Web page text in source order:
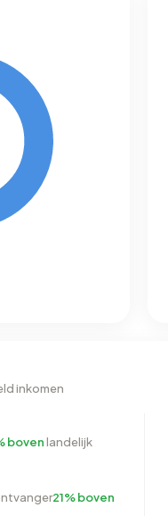
inkomen
bovenlandelijk
21% boven